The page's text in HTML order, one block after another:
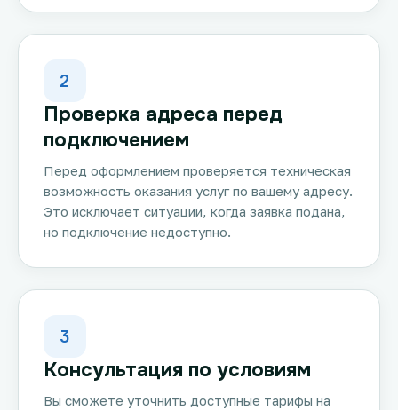
2
Проверка адреса перед
подключением
Перед оформлением проверяется техническая
возможность оказания услуг по вашему адресу.
Это исключает ситуации, когда заявка подана,
но подключение недоступно.
3
Консультация по условиям
Вы сможете уточнить доступные тарифы на